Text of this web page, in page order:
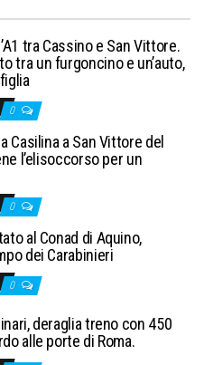
tra Cassino e San Vittore.
tra un furgoncino e un’auto,
0
Casilina a San Vittore del
l’elisoccorso per un
0
al Conad di Aquino,
dei Carabinieri
0
deraglia treno con 450
alle porte di Roma.